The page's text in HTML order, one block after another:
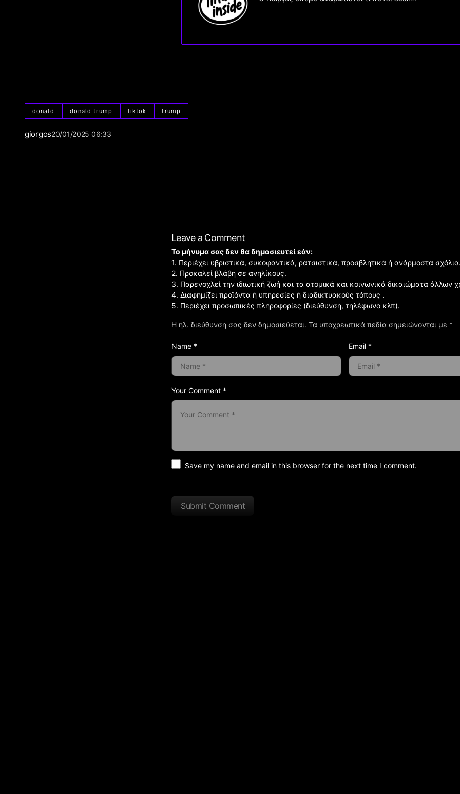
donald donald trump tiktok trump
giorgos20/01/2025 06:33
Leave a Comment
Η ηλ. διεύθυνση σας δεν δημοσιεύεται. Τα υποχρεωτικά πεδία σημειώνονται με *
Your Comment *
Το μήνυμα σας δεν θα δημοσιευτεί εάν:
1. Περιέχει υβριστικά, συκοφαντικά, ρατσιστικά, προσβλητικά ή ανάρμοστα σχόλια.
2. Προκαλεί βλάβη σε ανηλίκους.
3. Παρενοχλεί την ιδιωτική ζωή και τα ατομικά και κοινωνικά δικαιώματα άλλων
4. Διαφημίζει προϊόντα ή υπηρεσίες ή διαδικτυακούς τόπους .
5. Περιέχει προσωπικές πληροφορίες (διεύθυνση, τηλέφωνο κλπ).
Name * Email *
Save my name and email in this browser for the next time I comment.
Submit Comment